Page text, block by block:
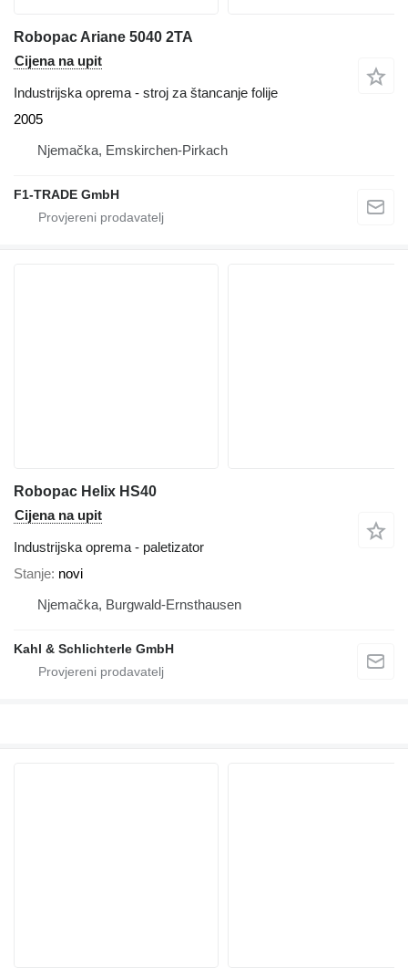
Robopac Ariane 5040 2TA
Cijena na upit
Industrijska oprema - stroj za štancanje folije
2005
Njemačka, Emskirchen-Pirkach
F1-TRADE GmbH
Robopac Helix HS40
Cijena na upit
Industrijska oprema - paletizator
Stanje novi
Njemačka, Burgwald-Ernsthausen
Kahl & Schlichterle GmbH